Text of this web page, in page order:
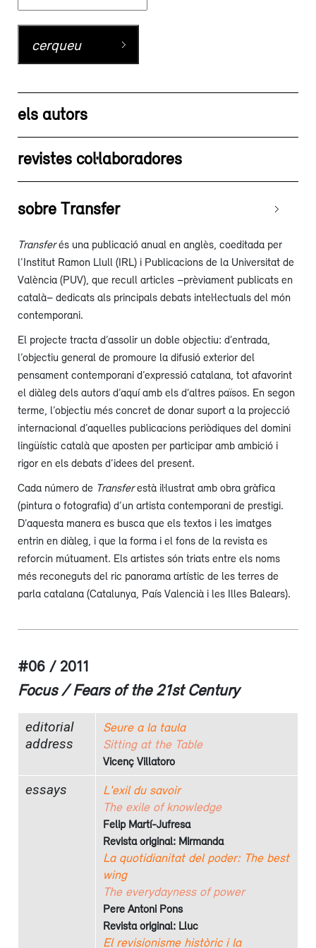
els autors
revistes col·laboradores
sobre Transfer
Transferés una publicació anual en anglès, coeditada per
l’Institut Ramon Llull (IRL) i Publicacions de la Universitat de
València (PUV), que recull articles –prèviament publicats en
català– dedicats als principals debats intel·lectuals del món
contemporani.
El projecte tracta d’assolir un doble objectiu: d’entrada,
l’objectiu general de promoure la difusió exterior del
pensament contemporani d’expressió catalana, tot afavorint
el diàleg dels autors d’aquí amb els d’altres països. En segon
terme, l’objectiu més concret de donar suport a la projecció
internacional d’aquelles publicacions periòdiques del domini
lingüístic català que aposten per participar amb ambició i
rigor en els debats d’idees del present.
Cada número de Transferestà il·lustrat amb obra gràfica
(pintura o fotografia) d’un artista contemporani de prestigi.
D’aquesta manera es busca que els textos i les imatges
entrin en diàleg, i que la forma i el fons de la revista es
reforcin mútuament. Els artistes són triats entre els noms
més reconeguts del ric panorama artístic de les terres de
parla catalana (Catalunya, País Valencià i les Illes Balears).
#06 / 2011
Focus / Fears of the 21st Century
editorial
address
Seure a la taula
Sitting at the Table
Vicenç Villatoro
essays
L'exil du savoir
The exile of knowledge
Felip Martí-Jufresa
Revista original: Mirmanda
La quotidianitat del poder: The best
wing
The everydayness of power
Pere Antoni Pons
Revista original: Lluc
El revisionisme històric i la